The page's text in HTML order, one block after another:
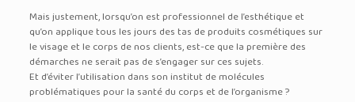
Mais justement, lorsqu’on est professionnel de l’esthétique et
qu’on applique tous les jours des tas de produits cosmétiques sur
le visage et le corps de nos clients, est-ce que la première des
démarches ne serait pas de s’engager sur ces sujets.
Et d’éviter l’utilisation dans son institut de molécules
problématiques pour la santé du corps et de l’organisme ?